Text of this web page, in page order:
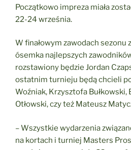
Początkowo impreza miała
22-24 września.
W finałowym zawodach sezonu
ósemka najlepszych
rozstawiony będzie Jordan
ostatnim turnieju będą chcieli
Woźniak, Krzysztofa Bułkowski,
Otłowski, czy też Mateusz
– Wszystkie wydarzenia
na kortach i turniej Masters